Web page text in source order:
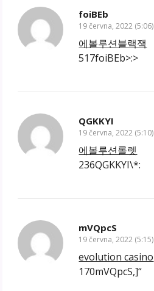
foiBEb
19 června, 2022 (5:06)
에볼루션블랙잭
517foiBEb>:>
QGKKYI
19 června, 2022 (5:10)
에볼루션롤렛
236QGKKYI\*:
mVQpcS
19 června, 2022 (5:15)
evolution casino
170mVQpcS,]“